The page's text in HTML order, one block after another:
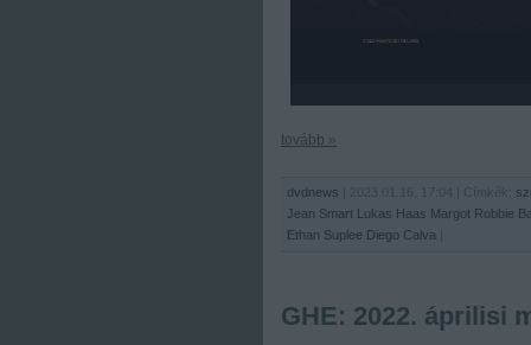
tovább »
dvdnews | 2023.01.16. 17:04 | Címkék:
Jean Smart Lukas Haas Margot Robbie
Ethan Suplee Diego Calva
GHE: 2022. áprilisi